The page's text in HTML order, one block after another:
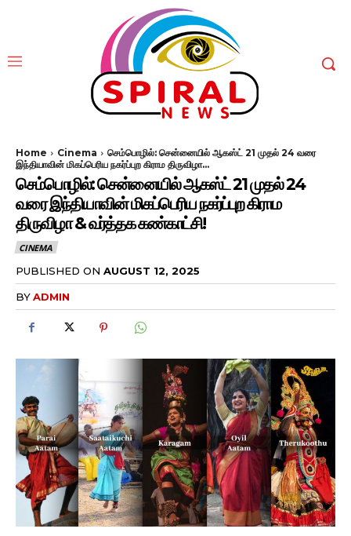
Home Cinema
செம்பொழில்: சென்னையில் ஆகஸ்ட் 21 முதல் 24 வரை
இந்தியாவின் மிகப்பெரிய நகர்ப்புற கிராம திருவிழா...
செம்பொழில்: சென்னையில் ஆகஸ்ட் 21 முதல் 24
வரை இந்தியாவின் மிகப்பெரிய நகர்ப்புற கிராம
திருவிழா & வர்த்தக கண்காட்சி!
CINEMA
PUBLISHED ON AUGUST 12, 2025
BYADMIN